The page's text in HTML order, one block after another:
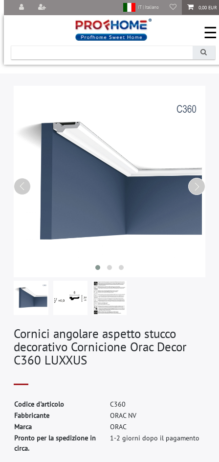
0,00 EUR
IT | Italiano
☰
Cornici angolare aspetto stucco
decorativo Cornicione Orac Decor
C360 LUXXUS
Codice d'articolo C360
Fabbricante ORAC NV
Marca ORAC
Pronto per la spedizione in
circa.
1-2 giorni dopo il pagamento